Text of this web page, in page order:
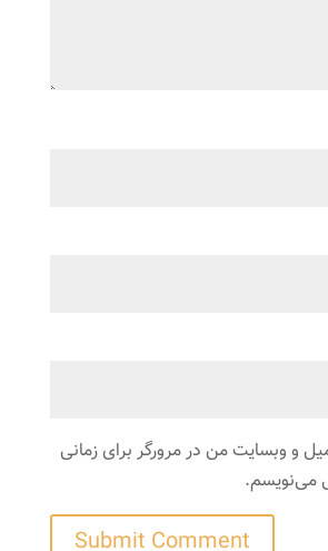
و وبسایت من در مرورگر برای زمانی
می‌نویسم.